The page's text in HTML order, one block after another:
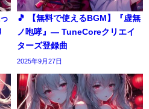
🎵 【無料で使えるBGM】『虚無
ノ咆哮』― TuneCoreクリエイ
ターズ登録曲
2025年9月27日